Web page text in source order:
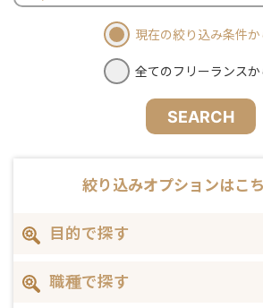
現在の絞り込み条件か
全てのフリーランスか
SEARCH
絞り込みオプションはこ
目的で探す
職種で探す